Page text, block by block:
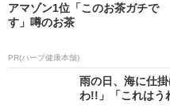
アマゾン1位「このお茶ガチで
す」噂のお茶
PR(ハーブ健康本舗)
雨の日、海に仕
わ!!」「これは